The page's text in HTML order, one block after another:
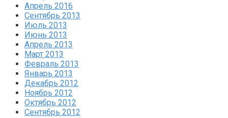
Апрель 2016
Сентябрь 2013
Июль 2013
Июнь 2013
Апрель 2013
Март 2013
Февраль 2013
Январь 2013
Декабрь 2012
Ноябрь 2012
Октябрь 2012
Сентябрь 2012